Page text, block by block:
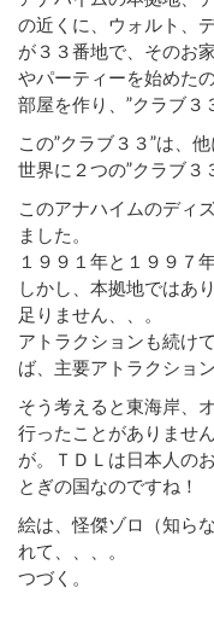
の近くに、ウォルト、
が３３番地で、そのお
やパーティーを始めた
部屋を作り、”クラブ３
この”クラブ３３”は、
世界に２つの”クラブ３
このアナハイムのディ
ました。
１９９１年と１９９７
しかし、本拠地ではあ
足りません、、。
アトラクションも続け
ば、主要アトラクショ
そう考えると東海岸、
行ったことがありませ
が。ＴＤＬは日本人の
とぎの国なのですね！
絵は、怪傑ゾロ（知ら
れて、、、。
つづく。